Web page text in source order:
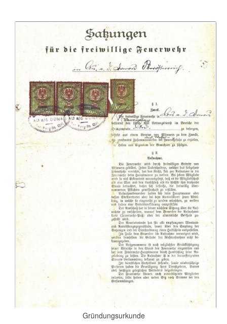
Gründungsurkunde